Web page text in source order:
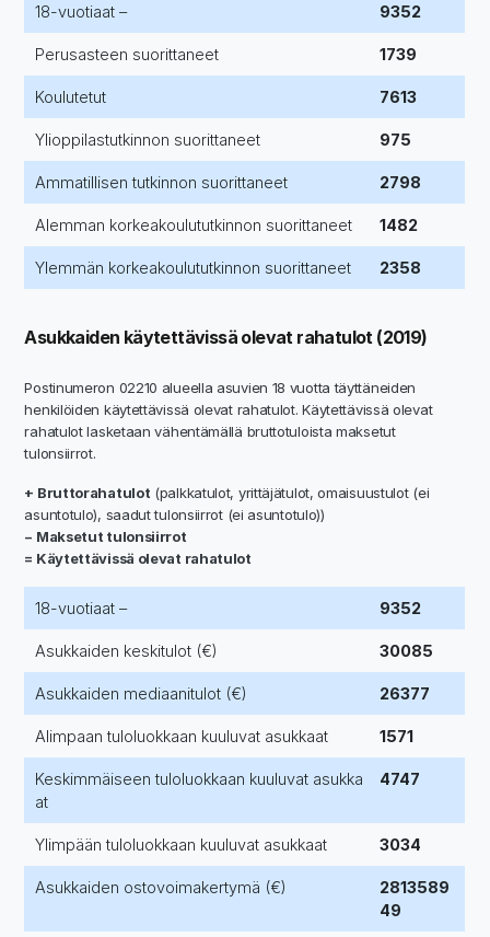
18-vuotiaat – 9352
Perusasteen suorittaneet 1739
Koulutetut 7613
Ylioppilastutkinnon suorittaneet 975
Ammatillisen tutkinnon suorittaneet 2798
Alemman korkeakoulututkinnon suorittaneet 1482
Ylemmän korkeakoulututkinnon suorittaneet 2358
Asukkaiden käytettävissä olevat rahatulot (2019)
Postinumeron 02210 alueella asuvien 18 vuotta täyttäneiden
henkilöiden käytettävissä olevat rahatulot. Käytettävissä olevat
rahatulot lasketaan vähentämällä bruttotuloista maksetut
tulonsiirrot.
+ Bruttorahatulot (palkkatulot, yrittäjätulot, omaisuustulot (ei
asuntotulo), saadut tulonsiirrot (ei asuntotulo))
− Maksetut tulonsiirrot
= Käytettävissä olevat rahatulot
18-vuotiaat – 9352
Asukkaiden keskitulot (€) 30085
Asukkaiden mediaanitulot (€) 26377
Alimpaan tuloluokkaan kuuluvat asukkaat 1571
Keskimmäiseen tuloluokkaan kuuluvat asukka
at
4747
Ylimpään tuloluokkaan kuuluvat asukkaat 3034
Asukkaiden ostovoimakertymä (€)
2813589
49